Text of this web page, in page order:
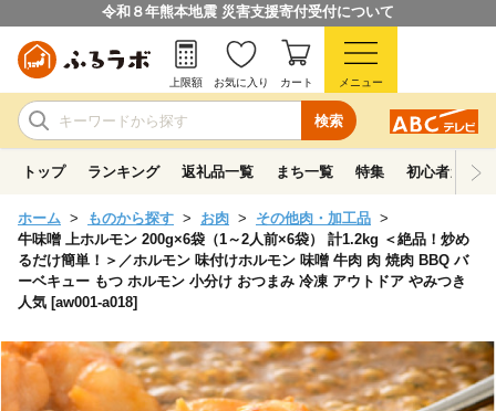
令和８年熊本地震 災害支援寄付受付について
検索
上限額 お気に入り カート メニュー
トップ ランキング 返礼品一覧 まち一覧 特集 初心者ガイド
ホーム ものから探す お肉
その他肉・加工品
牛味噌 上ホルモン 200g×6袋（1～2人前×6袋） 計1.2kg ＜絶品！炒め
るだけ簡単！＞／ホルモン 味付けホルモン 味噌 牛肉 肉 焼肉 BBQ バ
ーベキュー もつ ホルモン 小分け おつまみ 冷凍 アウトドア やみつき
人気 [aw001-a018]